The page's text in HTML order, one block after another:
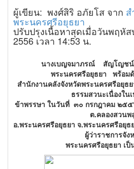
ผู้เขียน: พงศ์สิริ อภัยโส จาก
พระนครศรีอยุธยา
ปรับปรุงเนื้อหาสุดเมื่อวันพฤหั
2556 เวลา 14:53 น.
นางเบญจมาภรณ์ สัญโญชน์
พระนครศรีอยุธยา พร้อม
สำนักงานคลังจังหวัดพระนครศรีอยุธ
ธรรมสวนะเนื่องใน
ข้าพรรษา ในวันที่ ๓๐ กรกฎาคม ๒๕
ต.คลองสวนพ
อ.พระนครศรีอยุธยา จ.พระนครศรีอยุ
ผู้ว่าราชการจัง
พระนครศรีอยุธยา เ